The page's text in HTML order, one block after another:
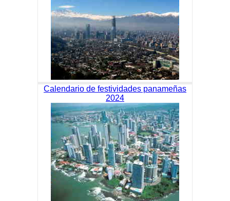
Calendario de festividades panameñas
2024